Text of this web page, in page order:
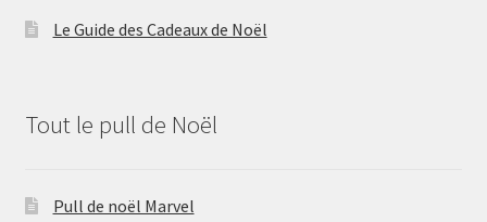
Le Guide des Cadeaux de Noël
Tout le pull de Noël
Pull de noël Marvel